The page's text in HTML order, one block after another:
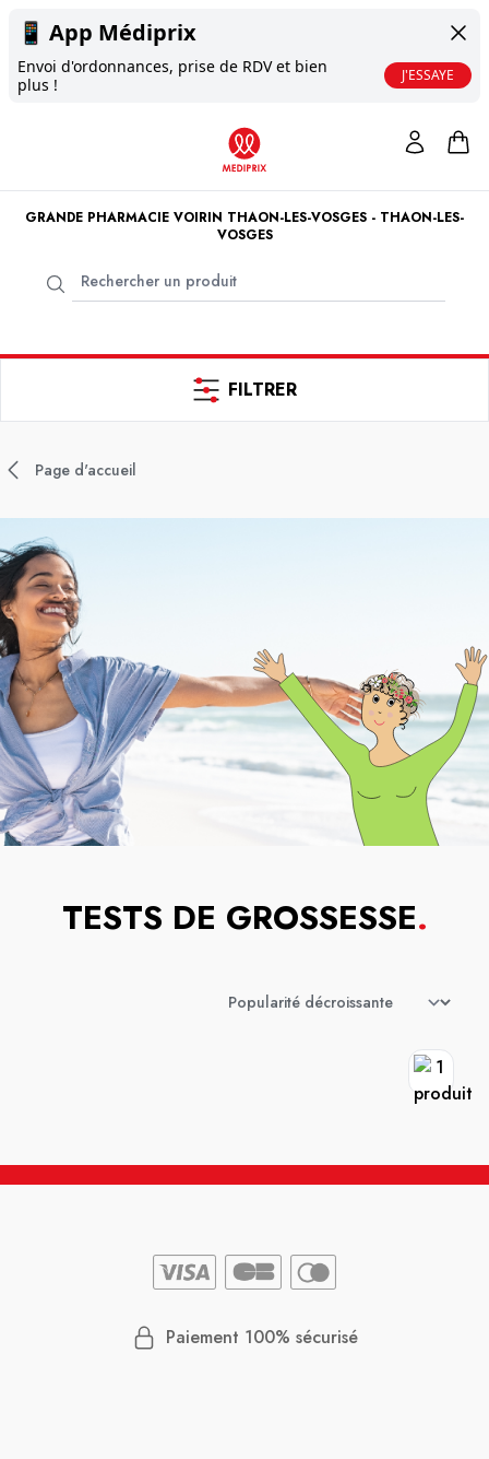
📱 App Médiprix
Envoi d'ordonnances, prise de RDV et bien
plus !
J'ESSAYE
GRANDE PHARMACIE VOIRIN THAON-LES-VOSGES - THAON-LES-
VOSGES
FILTRER
Page d'accueil
TESTS DE GROSSESSE.
Paiement 100% sécurisé